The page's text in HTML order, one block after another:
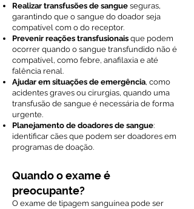
Realizar transfusões de sangue seguras,
garantindo que o sangue do doador seja
compatível com o do receptor.
Prevenir reações transfusionais que podem
ocorrer quando o sangue transfundido não é
compatível, como febre, anafilaxia e até
falência renal.
Ajudar em situações de emergência, como
acidentes graves ou cirurgias, quando uma
transfusão de sangue é necessária de forma
urgente.
Planejamento de doadores de sangue:
identificar cães que podem ser doadores em
programas de doação.
Quando o exame é
preocupante?
O exame de tipagem sanguínea pode ser